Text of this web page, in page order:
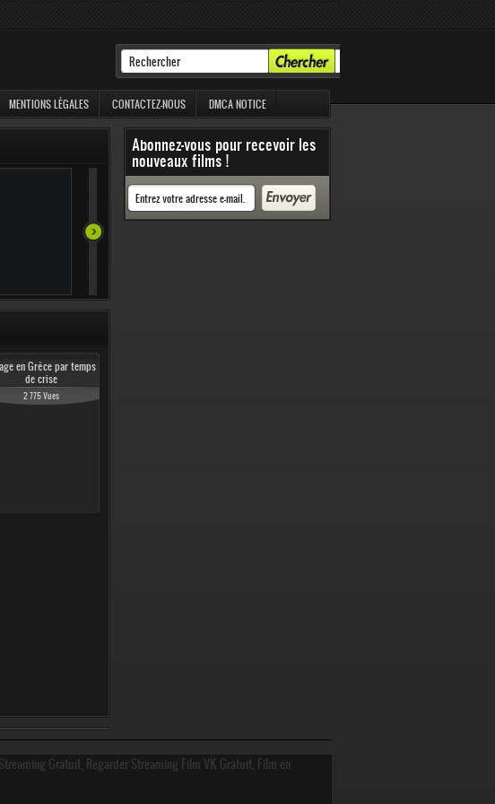
MENTIONS LÉGALES CONTACTEZ-NOUS DMCA NOTICE
en Grèce par temps
de crise
2 775 Vues
Abonnez-vous pour recevoir les
nouveaux films !
Gratuit, Regarder Streaming Film VK Gratuit, Film en